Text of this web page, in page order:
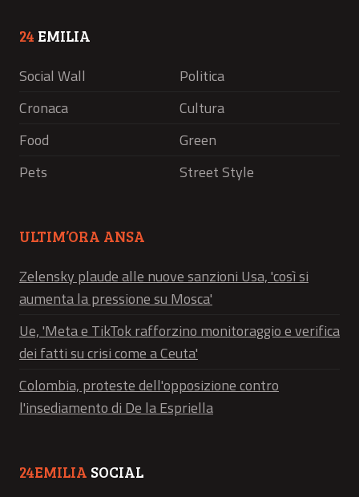
24 EMILIA
Social Wall
Politica
Cronaca
Cultura
Food
Green
Pets
Street Style
ULTIM’ORA ANSA
Zelensky plaude alle nuove sanzioni Usa, 'così si
aumenta la pressione su Mosca'
Ue, 'Meta e TikTok rafforzino monitoraggio e verifica
dei fatti su crisi come a Ceuta'
Colombia, proteste dell'opposizione contro
l'insediamento di De la Espriella
24EMILIA SOCIAL